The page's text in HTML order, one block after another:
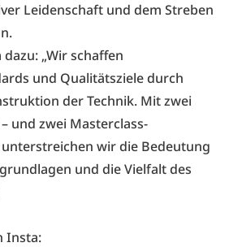
Leidenschaft und dem Streben
dazu: „Wir schaffen
und Qualitätsziele durch
der Technik. Mit zwei
und zwei Masterclass-
wir die Bedeutung
und die Vielfalt des
Insta: